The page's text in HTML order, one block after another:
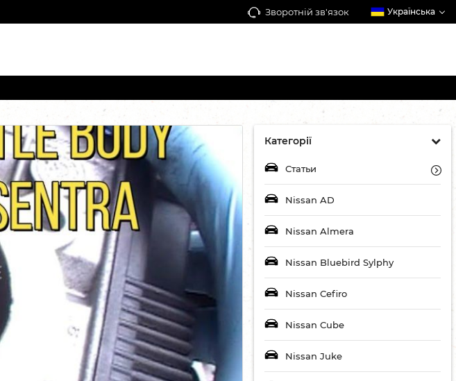
Зворотній зв'язок Українська
Категорії
Статьи
Nissan AD
Nissan Almera
Nissan Bluebird Sylphy
Nissan Cefiro
Nissan Cube
Nissan Juke